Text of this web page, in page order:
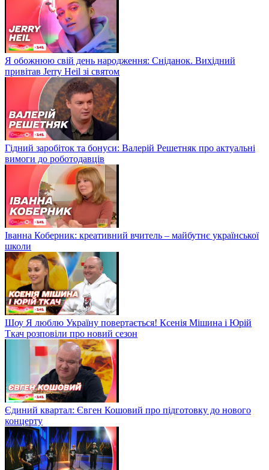
Я обожнюю свій день народження: Сніданок. Вихідний
привітав Jerry Heil зі святом
Гідний заробіток та бонуси: Валерій Решетняк про актуальні
вимоги до роботодавців
Іванна Коберник: креативний вчитель – майбутнє української
школи
Шоу Я люблю Україну повертається! Ксенія Мішина і Юрій
Ткач розповіли про новий сезон
Єдиний квартал: Євген Кошовий про підготовку до нового
концерту